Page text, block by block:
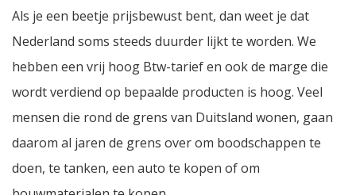
Als je een beetje prijsbewust bent, dan weet je dat
Nederland soms steeds duurder lijkt te worden. We
hebben een vrij hoog Btw-tarief en ook de marge die
wordt verdiend op bepaalde producten is hoog. Veel
mensen die rond de grens van Duitsland wonen, gaan
daarom al jaren de grens over om boodschappen te
doen, te tanken, een auto te kopen of om